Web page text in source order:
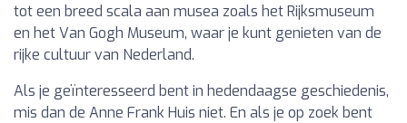
tot een breed scala aan musea zoals het Rijksmuseum
en het Van Gogh Museum, waar je kunt genieten van de
rijke cultuur van Nederland.
Als je geïnteresseerd bent in hedendaagse geschiedenis,
mis dan de Anne Frank Huis niet. En als je op zoek bent